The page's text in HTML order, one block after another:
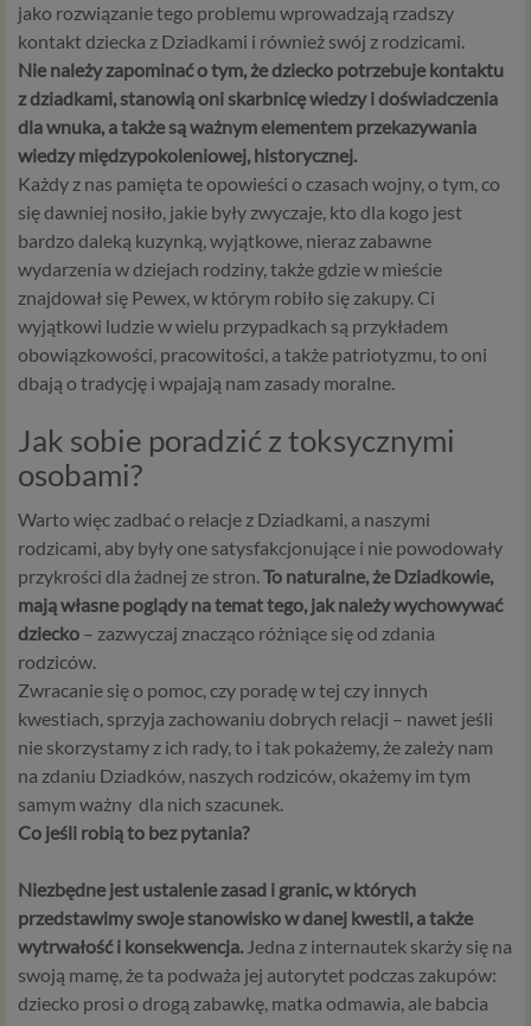
jako rozwiązanie tego problemu wprowadzają rzadszy
kontakt dziecka z Dziadkami i również swój z rodzicami.
Nie należy zapominać o tym, że dziecko potrzebuje kontaktu
z dziadkami, stanowią oni skarbnicę wiedzy i doświadczenia
dla wnuka, a także są ważnym elementem przekazywania
wiedzy międzypokoleniowej, historycznej.
Każdy z nas pamięta te opowieści o czasach wojny, o tym, co
się dawniej nosiło, jakie były zwyczaje, kto dla kogo jest
bardzo daleką kuzynką, wyjątkowe, nieraz zabawne
wydarzenia w dziejach rodziny, także gdzie w mieście
znajdował się Pewex, w którym robiło się zakupy. Ci
wyjątkowi ludzie w wielu przypadkach są przykładem
obowiązkowości, pracowitości, a także patriotyzmu, to oni
dbają o tradycję i wpajają nam zasady moralne.
Jak sobie poradzić z toksycznymi
osobami?
Warto więc zadbać o relacje z Dziadkami, a naszymi
rodzicami, aby były one satysfakcjonujące i nie powodowały
przykrości dla żadnej ze stron.To naturalne, że Dziadkowie,
mają własne poglądy na temat tego, jak należy wychowywać
dziecko – zazwyczaj znacząco różniące się od zdania
rodziców.
Zwracanie się o pomoc, czy poradę w tej czy innych
kwestiach, sprzyja zachowaniu dobrych relacji – nawet jeśli
nie skorzystamy z ich rady, to i tak pokażemy, że zależy nam
na zdaniu Dziadków, naszych rodziców, okażemy im tym
samym ważny dla nich szacunek.
Co jeśli robią to bez pytania?
Niezbędne jest ustalenie zasad i granic, w których
przedstawimy swoje stanowisko w danej kwestii, a także
wytrwałość i konsekwencja. Jedna z internautek skarży się na
swoją mamę, że ta podważa jej autorytet podczas zakupów:
dziecko prosi o drogą zabawkę, matka odmawia, ale babcia